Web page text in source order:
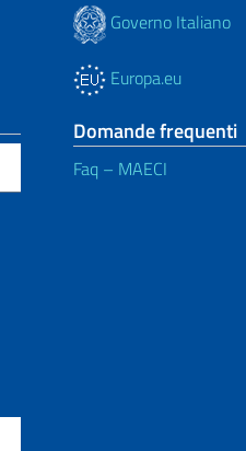
Governo Italiano
Europa.eu
Domande frequenti
Faq – MAECI